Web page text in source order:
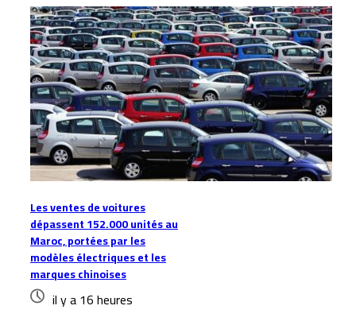
Les ventes de voitures
dépassent 152.000 unités au
Maroc, portées par les
modèles électriques et les
marques chinoises
il y a 16 heures